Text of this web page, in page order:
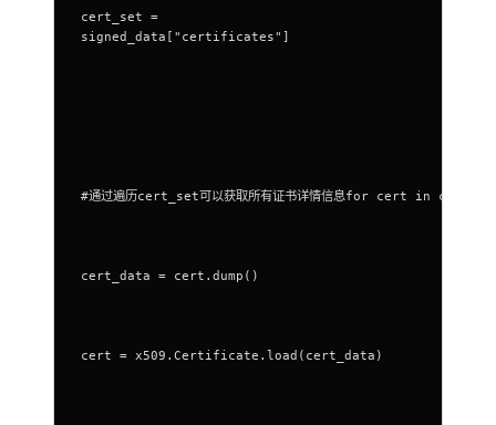
cert_set =
signed_data["certificates"]
#通过遍历cert_set可以获取所有证书详情信息for cert in
cert_data = cert.dump()
cert = x509.Certificate.load(cert_data)